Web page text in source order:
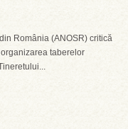
România (ANOSR) critică
taberelor